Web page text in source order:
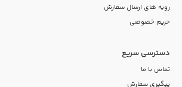
رویه های ارسال سفارش
حریم خصوصی
دسترسی سریع
تماس با ما
پیگیری سفارش